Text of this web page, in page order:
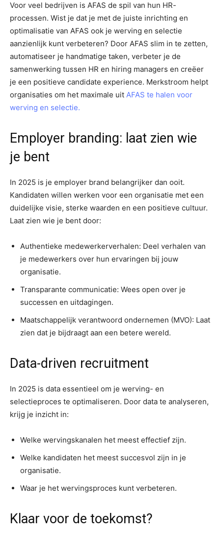
Voor veel bedrijven is AFAS de spil van hun HR-
processen. Wist je dat je met de juiste inrichting en
optimalisatie van AFAS ook je werving en selectie
aanzienlijk kunt verbeteren? Door AFAS slim in te zetten,
automatiseer je handmatige taken, verbeter je de
samenwerking tussen HR en hiring managers en creëer
je een positieve candidate experience. Merkstroom helpt
organisaties om het maximale uit AFAS te halen voor
werving en selectie.
Employer branding: laat zien wie
je bent
In 2025 is je employer brand belangrijker dan ooit.
Kandidaten willen werken voor een organisatie met een
duidelijke visie, sterke waarden en een positieve cultuur.
Laat zien wie je bent door:
Authentieke medewerkerverhalen: Deel verhalen van
je medewerkers over hun ervaringen bij jouw
organisatie.
Transparante communicatie: Wees open over je
successen en uitdagingen.
Maatschappelijk verantwoord ondernemen (MVO): Laat
zien dat je bijdraagt aan een betere wereld.
Data-driven recruitment
In 2025 is data essentieel om je werving- en
selectieproces te optimaliseren. Door data te analyseren,
krijg je inzicht in:
Welke wervingskanalen het meest effectief zijn.
Welke kandidaten het meest succesvol zijn in je
organisatie.
Waar je het wervingsproces kunt verbeteren.
Klaar voor de toekomst?